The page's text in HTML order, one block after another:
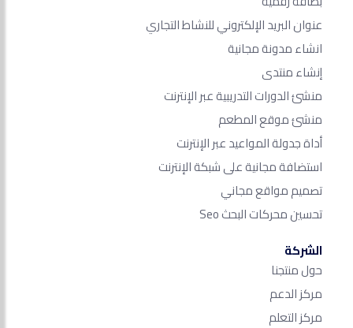
عنوان البريد الإلكتروني للنشاط التجاري
انشاء مدونة مجانية
إنشاء منتدى
منشئ الدورات التدريبية عبر الإنترنت
منشئ موقع المطعم
أداة جدولة المواعيد عبر الإنترنت
استضافة مجانية على شبكة الإنترنت
تصميم مواقع مجاني
تحسين محركات البحث Seo​
الشركة
حول منتجنا
مركز الدعم
مركز التعلم